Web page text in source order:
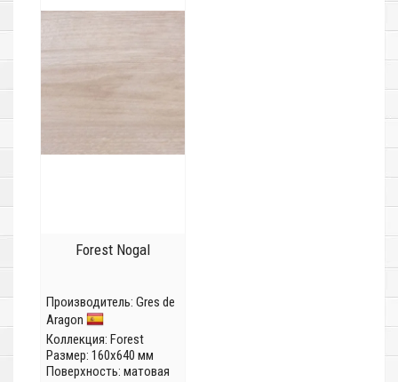
Forest Nogal
Производитель: Gres de
Aragon
Коллекция: Forest
Размер: 160x640 мм
Поверхность: матовая